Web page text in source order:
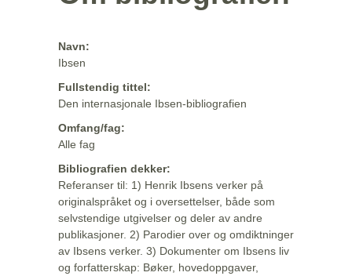
Navn:
Ibsen
Fullstendig tittel:
Den internasjonale Ibsen-bibliografien
Omfang/fag:
Alle fag
Bibliografien dekker:
Referanser til: 1) Henrik Ibsens verker på
originalspråket og i oversettelser, både som
selvstendige utgivelser og deler av andre
publikasjoner. 2) Parodier over og omdiktninger
av Ibsens verker. 3) Dokumenter om Ibsens liv
og forfatterskap: Bøker, hovedoppgaver,